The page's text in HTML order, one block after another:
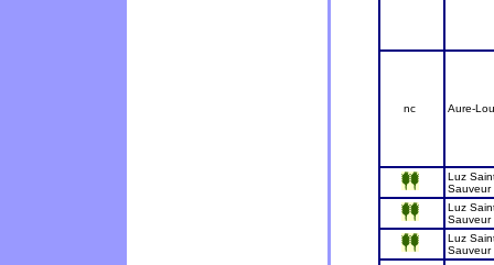
nc Aure-
Luz
Sauveur
Luz
Sauveur
Luz
Sauveur